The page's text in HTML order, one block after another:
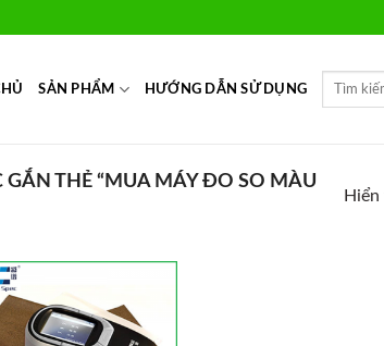
SẢN PHẨM HƯỚNG DẪN SỬ DỤNG
THẺ “MUA MÁY ĐO SO MÀU
Add to
Wishlist